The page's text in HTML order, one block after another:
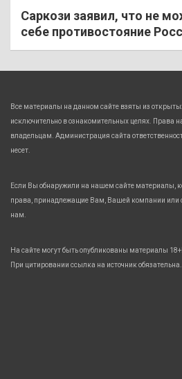
Саркози заявил, что не
себе противостояние
Все материалы на данном сайте взяты из
исключительно в ознакомительных целях. Права
владельцам. Администрация сайта
несет.
Если Вы обнаружили на нашем сайте материалы,
права, принадлежащие Вам, Вашей компании или
нам.
На сайте могут быть опубликованы материалы 18+!
При цитировании ссылка на источник обязательна.